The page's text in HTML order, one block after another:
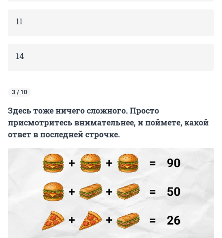
11
14
3 / 10
Здесь тоже ничего сложного. Просто
присмотритесь внимательнее, и поймете, какой
ответ в последней строчке.